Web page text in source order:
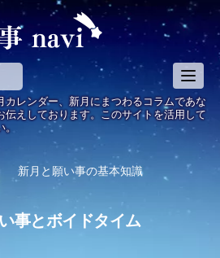
T
o
g
g
e
カレンダー、新月にまつわるコラムであな
伝えしております。このサイトを活用して
新月と願い事の基本知識
事とボイドタイム